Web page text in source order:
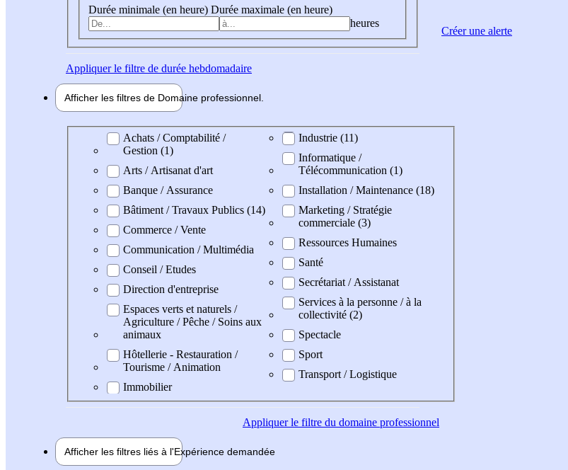
Durée minimale (en heure) Durée maximale (en heure)
heures
Appliquerle filtre de durée hebdomadaire
Afficher les filtres de Domaine professionnel
Domaine professionel
Achats / Comptabilité /
Gestion (1)
Arts / Artisanat d'art
Banque / Assurance
Bâtiment / Travaux Publics (14)
Commerce / Vente
Communication / Multimédia
Conseil / Etudes
Direction d'entreprise
Espaces verts et naturels /
Agriculture / Pêche / Soins aux
animaux
Hôtellerie - Restauration /
Tourisme / Animation
Immobilier
Industrie (11)
Informatique /
Télécommunication (1)
Installation / Maintenance (18)
Marketing / Stratégie
commerciale (3)
Ressources Humaines
Santé
Secrétariat / Assistanat
Services à la personne / à la
collectivité (2)
Spectacle
Sport
Transport / Logistique
Appliquerle filtre du domaine professionnel
Afficher les filtres liés à l'Expérience demandée
Créer une alerte